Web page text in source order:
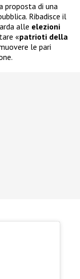
proposta di una
Ribadisce il
alle elezioni
«patrioti della
le pari